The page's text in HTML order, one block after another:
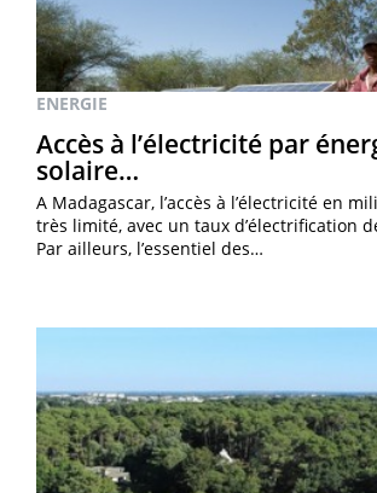
ENERGIE
Accès à l’électricité par
solaire…
A Madagascar, l’accès à l’électricité en
très limité, avec un taux d’électrification
Par ailleurs, l’essentiel des…